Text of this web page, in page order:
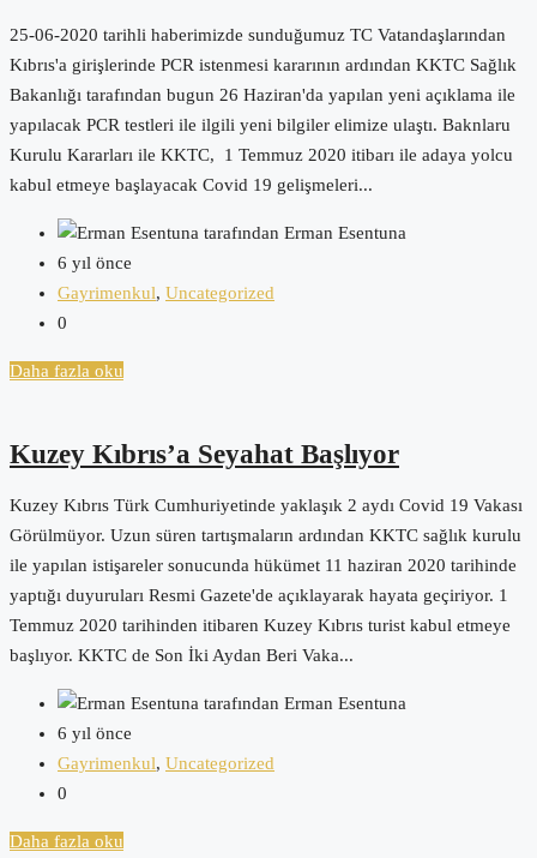
25-06-2020 tarihli haberimizde sunduğumuz TC Vatandaşlarından
Kıbrıs'a girişlerinde PCR istenmesi kararının ardından KKTC Sağlık
Bakanlığı tarafından bugun 26 Haziran'da yapılan yeni açıklama ile
yapılacak PCR testleri ile ilgili yeni bilgiler elimize ulaştı. Baknlaru
Kurulu Kararları ile KKTC, 1 Temmuz 2020 itibarı ile adaya yolcu
kabul etmeye başlayacak Covid 19 gelişmeleri...
tarafından Erman Esentuna
6 yıl önce
Gayrimenkul, Uncategorized
0
Daha fazla oku
Kuzey Kıbrıs’a Seyahat Başlıyor
Kuzey Kıbrıs Türk Cumhuriyetinde yaklaşık 2 aydı Covid 19 Vakası
Görülmüyor. Uzun süren tartışmaların ardından KKTC sağlık kurulu
ile yapılan istişareler sonucunda hükümet 11 haziran 2020 tarihinde
yaptığı duyuruları Resmi Gazete'de açıklayarak hayata geçiriyor. 1
Temmuz 2020 tarihinden itibaren Kuzey Kıbrıs turist kabul etmeye
başlıyor. KKTC de Son İki Aydan Beri Vaka...
tarafından Erman Esentuna
6 yıl önce
Gayrimenkul, Uncategorized
0
Daha fazla oku